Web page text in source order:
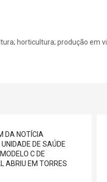
horticultura; produção em